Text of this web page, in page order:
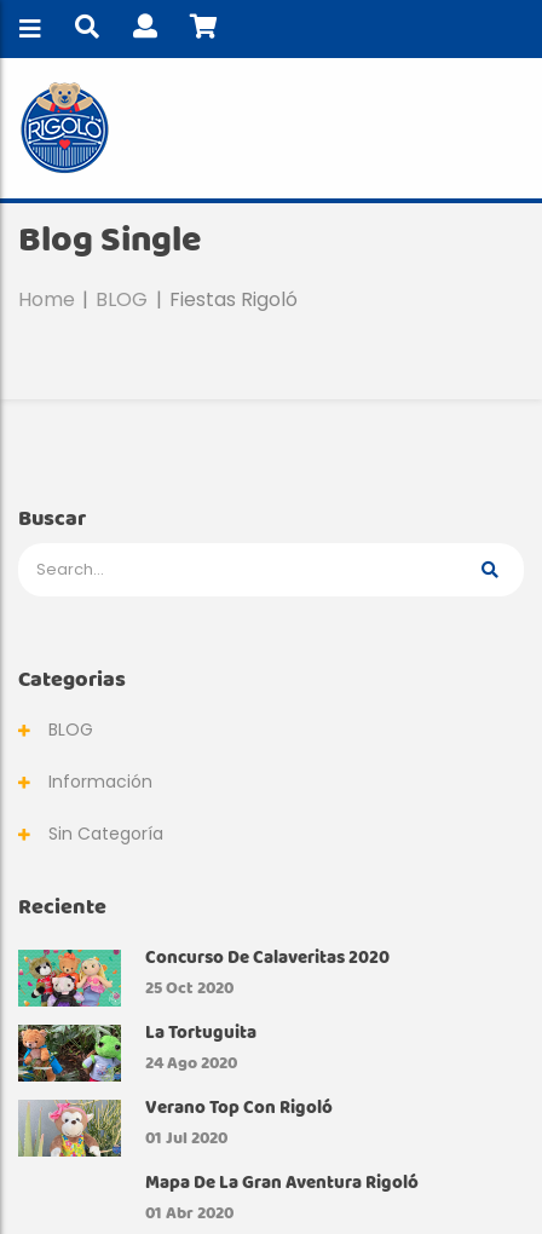
Blog Single
Home BLOG Fiestas Rigoló
Buscar
Categorias
BLOG
Información
Sin Categoría
Reciente
Concurso De Calaveritas 2020
25Oct 2020
La Tortuguita
24Ago 2020
Verano Top Con Rigoló
01Jul 2020
Mapa De La Gran Aventura Rigoló
01Abr 2020